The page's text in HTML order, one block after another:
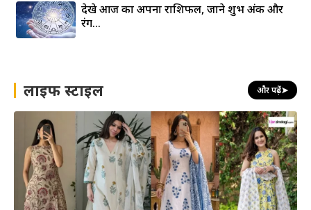
देखे आज का अपना राशिफल, जाने शुभ अंक और
रंग…
लाइफ स्टाइल और पढ़ें➤